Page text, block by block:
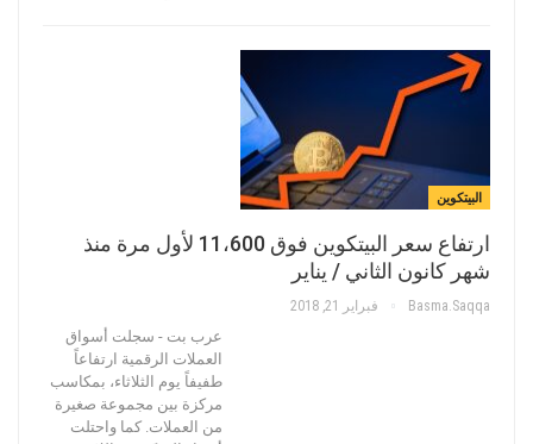
البيتكوين
ارتفاع سعر البيتكوين فوق 11،600 لأول مرة منذ
شهر كانون الثاني / يناير
Basma.saqqa فبراير 21, 2018
عرب بت - سجلت أسواق
العملات الرقمية ارتفاعاً
طفيفاً يوم الثلاثاء، بمكاسب
مركزة بين مجموعة صغيرة
من العملات. كما واحتلت